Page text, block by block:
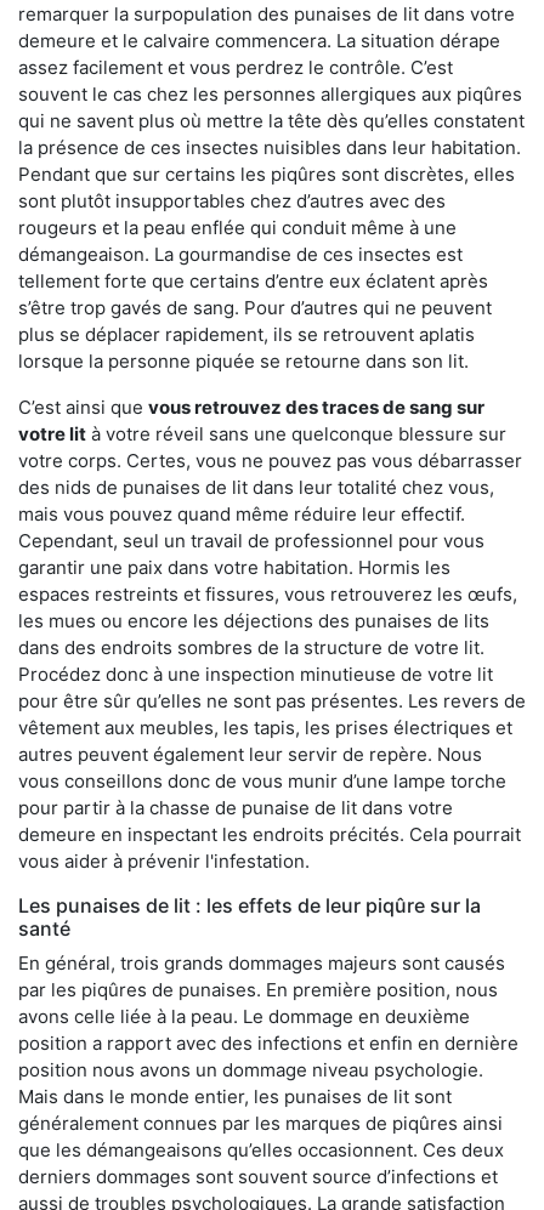
remarquer la surpopulation des punaises de lit dans votre
demeure et le calvaire commencera. La situation dérape
assez facilement et vous perdrez le contrôle. C’est
souvent le cas chez les personnes allergiques aux piqûres
qui ne savent plus où mettre la tête dès qu’elles constatent
la présence de ces insectes nuisibles dans leur habitation.
Pendant que sur certains les piqûres sont discrètes, elles
sont plutôt insupportables chez d’autres avec des
rougeurs et la peau enflée qui conduit même à une
démangeaison. La gourmandise de ces insectes est
tellement forte que certains d’entre eux éclatent après
s’être trop gavés de sang. Pour d’autres qui ne peuvent
plus se déplacer rapidement, ils se retrouvent aplatis
lorsque la personne piquée se retourne dans son lit.
C’est ainsi que vous retrouvez des traces de sang sur
votre lit à votre réveil sans une quelconque blessure sur
votre corps. Certes, vous ne pouvez pas vous débarrasser
des nids de punaises de lit dans leur totalité chez vous,
mais vous pouvez quand même réduire leur effectif.
Cependant, seul un travail de professionnel pour vous
garantir une paix dans votre habitation. Hormis les
espaces restreints et fissures, vous retrouverez les œufs,
les mues ou encore les déjections des punaises de lits
dans des endroits sombres de la structure de votre lit.
Procédez donc à une inspection minutieuse de votre lit
pour être sûr qu’elles ne sont pas présentes. Les revers de
vêtement aux meubles, les tapis, les prises électriques et
autres peuvent également leur servir de repère. Nous
vous conseillons donc de vous munir d’une lampe torche
pour partir à la chasse de punaise de lit dans votre
demeure en inspectant les endroits précités. Cela pourrait
vous aider à prévenir l'infestation.
Les punaises de lit : les effets de leur piqûre sur la
santé
En général, trois grands dommages majeurs sont causés
par les piqûres de punaises. En première position, nous
avons celle liée à la peau. Le dommage en deuxième
position a rapport avec des infections et enfin en dernière
position nous avons un dommage niveau psychologie.
Mais dans le monde entier, les punaises de lit sont
généralement connues par les marques de piqûres ainsi
que les démangeaisons qu’elles occasionnent. Ces deux
derniers dommages sont souvent source d’infections et
aussi de troubles psychologiques. La grande satisfaction